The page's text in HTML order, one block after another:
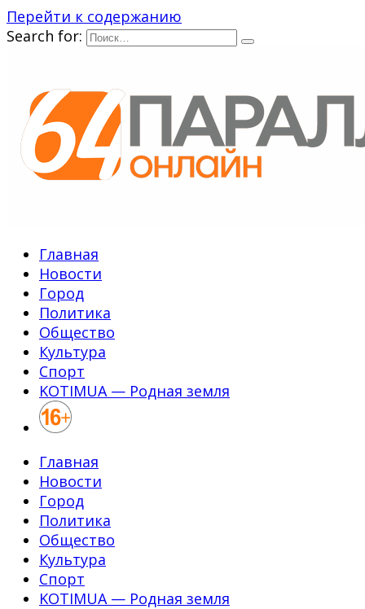
Перейти к содержанию
Search for:
Главная
Новости
Город
Политика
Общество
Культура
Спорт
KOTIMUA — Родная земля
Главная
Новости
Город
Политика
Общество
Культура
Спорт
KOTIMUA — Родная земля